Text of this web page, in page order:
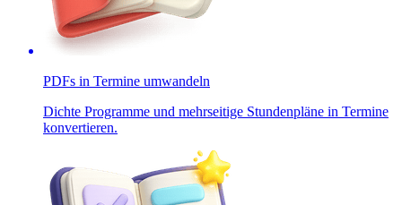
PDFs in Termine umwandeln
Dichte Programme und mehrseitige Stundenpläne in Termine
konvertieren.